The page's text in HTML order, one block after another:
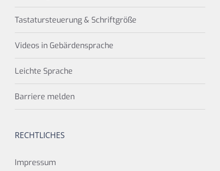
Tastatursteuerung & Schriftgröße
Videos in Gebärdensprache
Leichte Sprache
Barriere melden
RECHTLICHES
Impressum